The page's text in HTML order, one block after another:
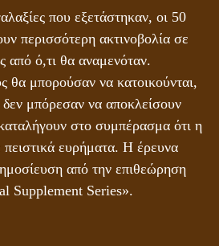
που εξετάστηκαν, οι 50
περισσότερη ακτινοβολία σε
από ό,τι θα αναμενόταν.
θα μπορούσαν να κατοικούνται,
μπόρεσαν να αποκλείσουν
στο συμπέρασμα ότι η
ευρήματα. Η έρευνα
από την επιθεώρηση
Supplement Series».